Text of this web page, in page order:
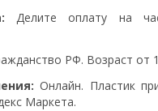
Делите оплату на
РФ. Возраст от
Онлайн. Пластик
Маркета.